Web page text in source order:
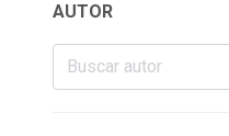
AUTOR